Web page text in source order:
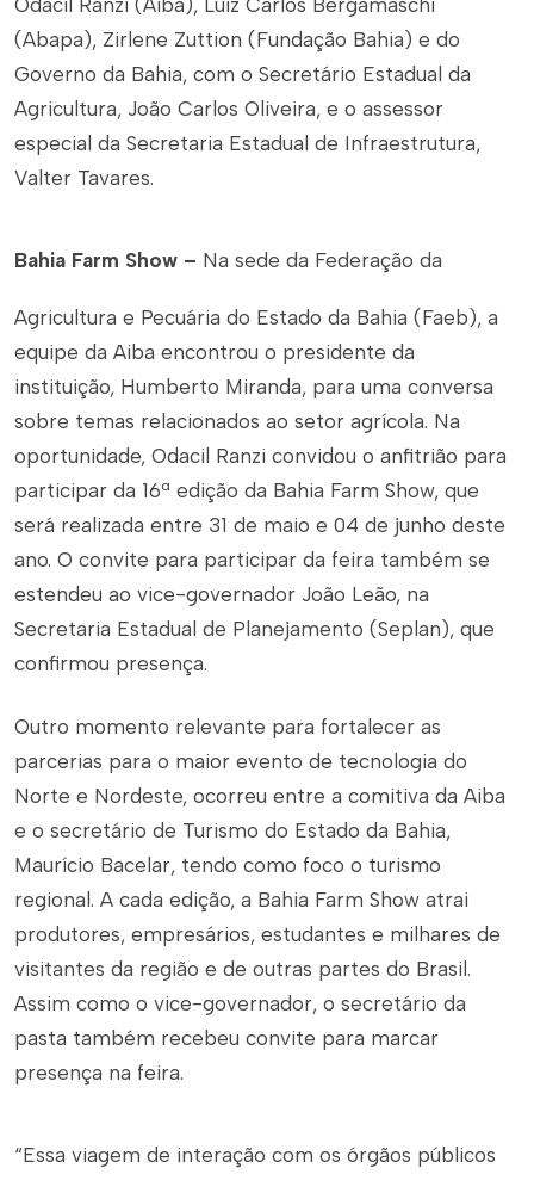
Odacil Ranzi (Aiba), Luiz Carlos Bergamaschi
(Abapa), Zirlene Zuttion (Fundação Bahia) e do
Governo da Bahia, com o Secretário Estadual da
Agricultura, João Carlos Oliveira, e o assessor
especial da Secretaria Estadual de Infraestrutura,
Valter Tavares.
Bahia Farm Show – Na sede da Federação da
Agricultura e Pecuária do Estado da Bahia (Faeb), a
equipe da Aiba encontrou o presidente da
instituição, Humberto Miranda, para uma conversa
sobre temas relacionados ao setor agrícola. Na
oportunidade, Odacil Ranzi convidou o anfitrião para
participar da 16ª edição da Bahia Farm Show, que
será realizada entre 31 de maio e 04 de junho deste
ano. O convite para participar da feira também se
estendeu ao vice-governador João Leão, na
Secretaria Estadual de Planejamento (Seplan), que
confirmou presença.
Outro momento relevante para fortalecer as
parcerias para o maior evento de tecnologia do
Norte e Nordeste, ocorreu entre a comitiva da Aiba
e o secretário de Turismo do Estado da Bahia,
Maurício Bacelar, tendo como foco o turismo
regional. A cada edição, a Bahia Farm Show atrai
produtores, empresários, estudantes e milhares de
visitantes da região e de outras partes do Brasil.
Assim como o vice-governador, o secretário da
pasta também recebeu convite para marcar
presença na feira.
“Essa viagem de interação com os órgãos públicos